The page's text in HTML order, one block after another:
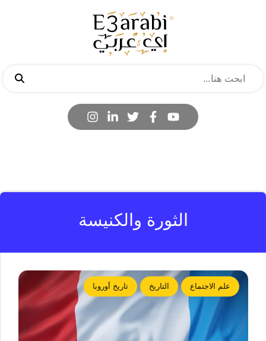
الثورة والكنيسة
علم الاجتماع التاريخ تاريخ أوروبا